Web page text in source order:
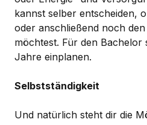
kannst selber entscheiden,
oder anschließend noch
möchtest. Für den Bachelor
Jahre einplanen.
Selbstständigkeit
Und natürlich steht dir die